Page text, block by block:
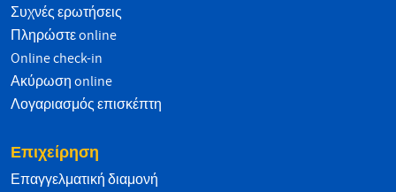
Συχνές ερωτήσεις
Πληρώστε online
Online check-in
Ακύρωση online
Λογαριασμός επισκέπτη
Επιχείρηση
Επαγγελματική διαμονή